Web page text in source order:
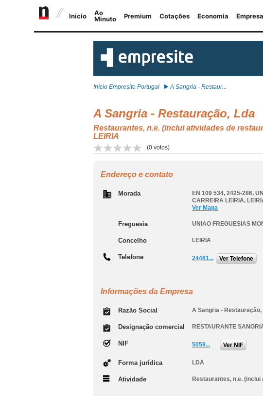
Início Empresite Portugal A Sangria - Restaur...
A Sangria - Restauração, Lda
Restaurantes, n.e. (inclui atividades de
LEIRIA
(0 votos)
Endereço e contato
Morada EN 109 534, 2425-286,
CARREIRA LEIRIA,
Ver Mapa
Freguesia UNIAO FREGUESIAS
Concelho LEIRIA
Telefone 24461... Ver Telefone
Informações da Empresa
Razão Social A Sangria - Restauração,
Designação comercial RESTAURANTE
NIF 5059... Ver NIF
Forma jurídica LDA
Atividade Restaurantes, n.e.